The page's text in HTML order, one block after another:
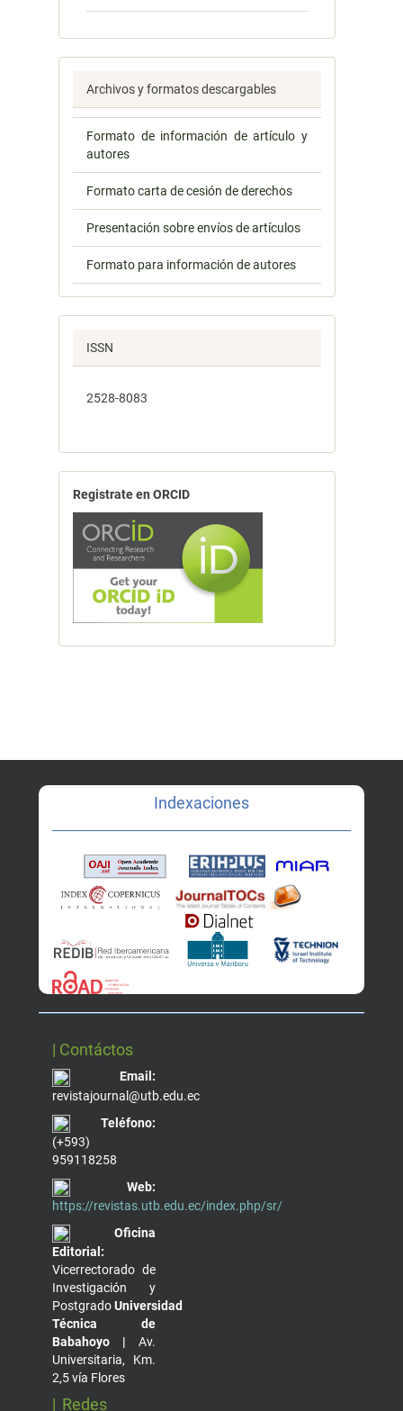
Archivos y formatos descargables
Formato de información de artículo y
autores
Formato carta de cesión de derechos
Presentación sobre envíos de artículos
Formato para información de autores
ISSN
2528-8083
Registrate en ORCID
Indexaciones
| Contáctos
Email:
revistajournal@utb.edu.ec
Teléfono:
(+593)
959118258
Web:
https://revistas.utb.edu.ec/index.php/sr/
Oficina
Editorial:
Vicerrectorado de
Investigación y
PostgradoUniversidad
Técnica de
Babahoyo | Av.
Universitaria, Km.
2,5 vía Flores
| Redes